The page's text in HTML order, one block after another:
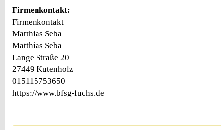
Firmenkontakt:
Firmenkontakt
Matthias Seba
Matthias Seba
Lange Straße 20
27449 Kutenholz
015115753650
https://www.bfsg-fuchs.de